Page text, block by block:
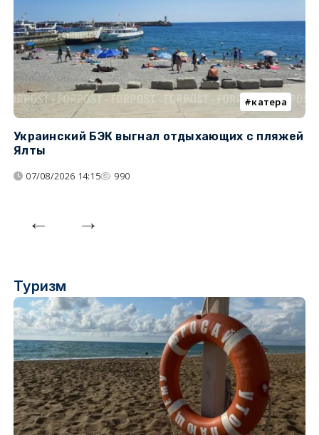
катера
Украинский БЭК выгнал отдыхающих с пляжей
Ялты
07/08/2026 14:15 990
Туризм